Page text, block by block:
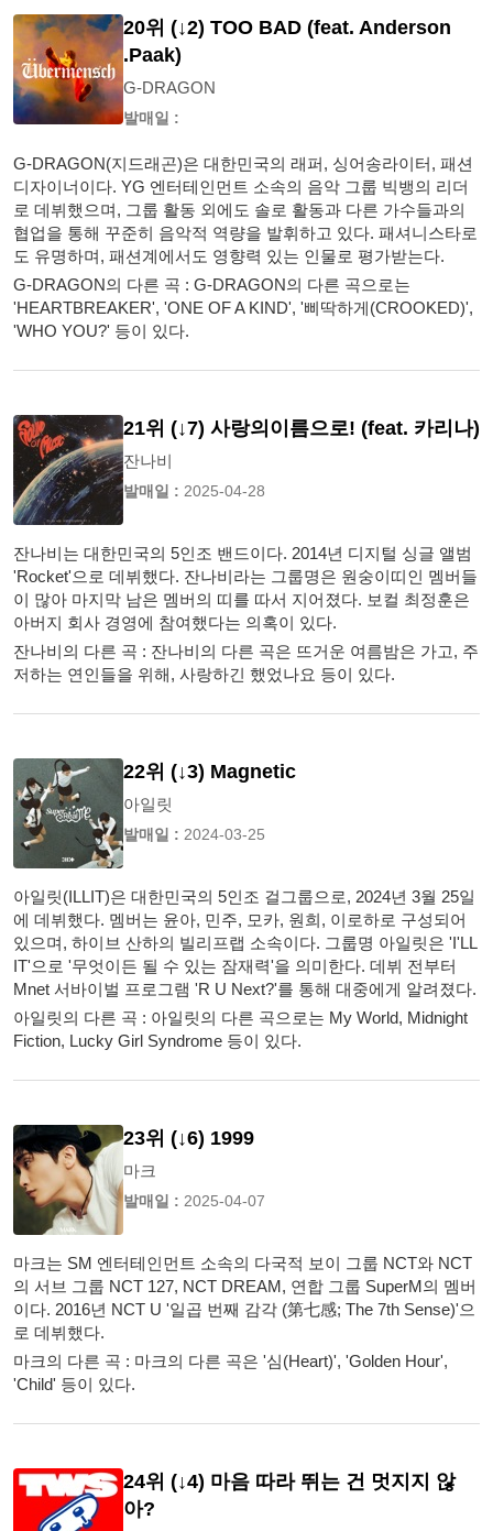
20위 (↓2) TOO BAD (feat. Anderson
.Paak)
G-DRAGON
발매일 :
G-DRAGON(지드래곤)은 대한민국의 래퍼, 싱어송라이터, 패션
디자이너이다. YG 엔터테인먼트 소속의 음악 그룹 빅뱅의 리더
로 데뷔했으며, 그룹 활동 외에도 솔로 활동과 다른 가수들과의
협업을 통해 꾸준히 음악적 역량을 발휘하고 있다. 패셔니스타로
도 유명하며, 패션계에서도 영향력 있는 인물로 평가받는다.
G-DRAGON의 다른 곡 : G-DRAGON의 다른 곡으로는
'HEARTBREAKER', 'ONE OF A KIND', '삐딱하게(CROOKED)',
'WHO YOU?' 등이 있다.
21위 (↓7) 사랑의이름으로! (feat. 카리나)
잔나비
발매일 : 2025-04-28
잔나비는 대한민국의 5인조 밴드이다. 2014년 디지털 싱글 앨범
'Rocket'으로 데뷔했다. 잔나비라는 그룹명은 원숭이띠인 멤버들
이 많아 마지막 남은 멤버의 띠를 따서 지어졌다. 보컬 최정훈은
아버지 회사 경영에 참여했다는 의혹이 있다.
잔나비의 다른 곡 : 잔나비의 다른 곡은 뜨거운 여름밤은 가고, 주
저하는 연인들을 위해, 사랑하긴 했었나요 등이 있다.
22위 (↓3) Magnetic
아일릿
발매일 : 2024-03-25
아일릿(ILLIT)은 대한민국의 5인조 걸그룹으로, 2024년 3월 25일
에 데뷔했다. 멤버는 윤아, 민주, 모카, 원희, 이로하로 구성되어
있으며, 하이브 산하의 빌리프랩 소속이다. 그룹명 아일릿은 'I'LL
IT'으로 '무엇이든 될 수 있는 잠재력'을 의미한다. 데뷔 전부터
Mnet 서바이벌 프로그램 'R U Next?'를 통해 대중에게 알려졌다.
아일릿의 다른 곡 : 아일릿의 다른 곡으로는 My World, Midnight
Fiction, Lucky Girl Syndrome 등이 있다.
23위 (↓6) 1999
마크
발매일 : 2025-04-07
마크는 SM 엔터테인먼트 소속의 다국적 보이 그룹 NCT와 NCT
의 서브 그룹 NCT 127, NCT DREAM, 연합 그룹 SuperM의 멤버
이다. 2016년 NCT U '일곱 번째 감각 (第七感; The 7th Sense)'으
로 데뷔했다.
마크의 다른 곡 : 마크의 다른 곡은 '심(Heart)', 'Golden Hour',
'Child' 등이 있다.
24위 (↓4) 마음 따라 뛰는 건 멋지지 않
아?